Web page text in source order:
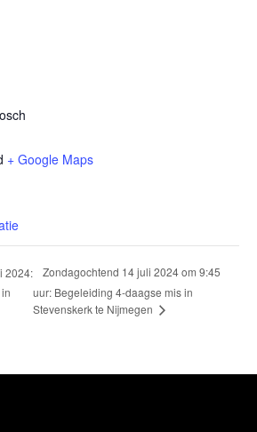
+ Google Maps
2024:
Zondagochtend 14 juli 2024 om 9:45
uur: Begeleiding 4-daagse mis in
Stevenskerk te Nijmegen